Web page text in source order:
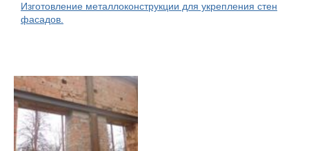
Изготовление металлоконструкции для укрепления стен
фасадов.